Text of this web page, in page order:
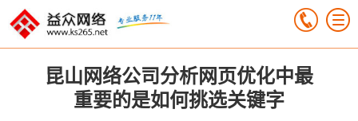
昆山网络公司分析网页优化中最
重要的是如何挑选关键字